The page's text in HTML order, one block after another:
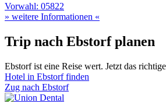
Vorwahl: 05822
» weitere Informationen «
Trip nach Ebstorf planen
Ebstorf ist eine Reise wert. Jetzt das
Hotel in Ebstorf finden
Zug nach Ebstorf